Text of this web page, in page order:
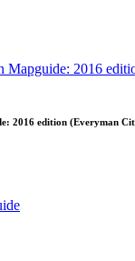
2016 edition (Everyman